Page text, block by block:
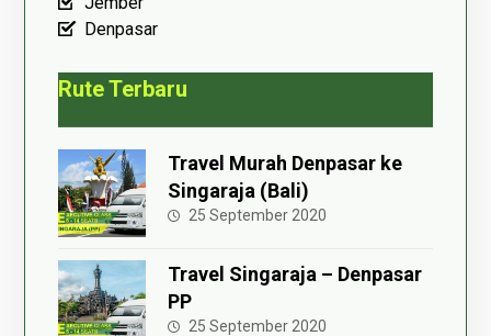
Denpasar
Rute Terbaru
Travel Murah Denpasar ke
Singaraja (Bali)
25 September 2020
Travel Singaraja – Denpasar
PP
25 September 2020